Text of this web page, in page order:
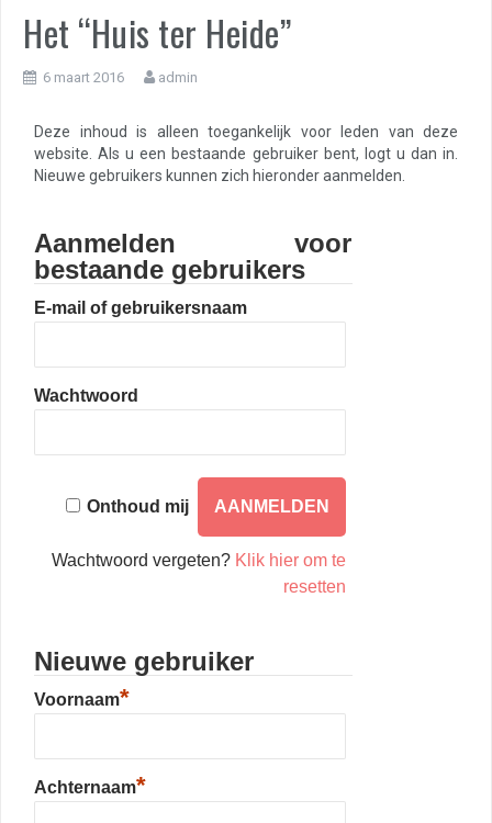
Het “Huis ter Heide”
6 maart 2016 admin
Deze inhoud is alleen toegankelijk voor leden van deze
website. Als u een bestaande gebruiker bent, logt u dan in.
Nieuwe gebruikers kunnen zich hieronder aanmelden.
Aanmelden voor
bestaande gebruikers
E-mail of gebruikersnaam
Wachtwoord
Onthoud mij
Wachtwoord vergeten? Klik hier om te
resetten
Nieuwe gebruiker
Voornaam*
Achternaam*